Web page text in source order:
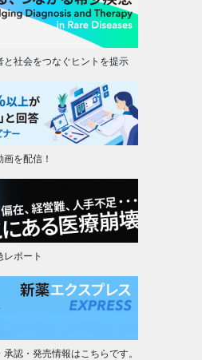
社会をつなぐヒントを提示
を配信！
レポート
認・発売情報はこちらです。